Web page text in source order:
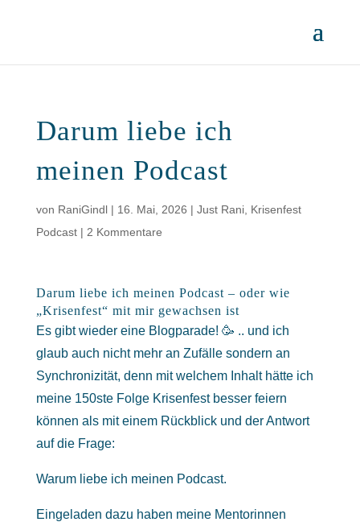
Darum liebe ich
meinen Podcast
von RaniGindl| 16. Mai, 2026 | Just Rani, Krisenfest
Podcast| 2 Kommentare
Darum liebe ich meinen Podcast – oder wie
„Krisenfest“ mit mir gewachsen ist
Es gibt wieder eine Blogparade! 🥳 .. und ich
glaub auch nicht mehr an Zufälle sondern an
Synchronizität, denn mit welchem Inhalt hätte ich
meine 150ste Folge Krisenfest besser feiern
können als mit einem Rückblick und der Antwort
auf die Frage:
Warum liebe ich meinen Podcast.
Eingeladen dazu haben meine Mentorinnen